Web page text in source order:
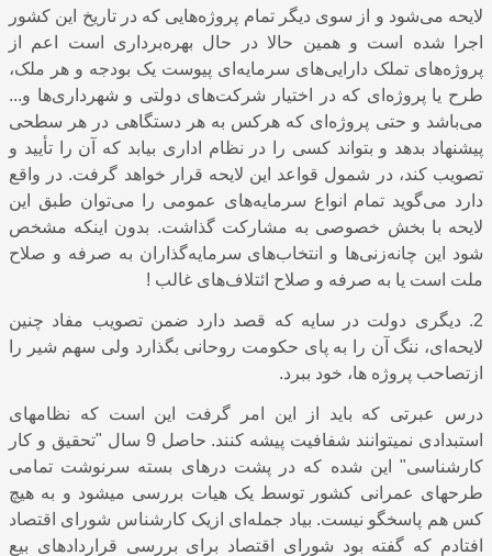
لایحه می‌شود و از سوی دیگر تمام پروژه‌هایی که در تاریخ این کشور
اجرا شده ‌است و همین حالا در حال بهره‌برداری است اعم از
پروژه‌های تملک دارایی‌های سرمایه‌‌ای پیوست یک بودجه و هر ملک،‌
طرح یا پروژه‌ای که در اختیار شرکت‌های دولتی و شهرداری‌ها و...
می‌باشد و حتی پروژه‌ای که هرکس به هر دستگاهی در هر سطحی
پیشنهاد بدهد و بتواند کسی را در نظام اداری بیابد که آن را تأیید و
تصویب کند، در شمول قواعد این لایحه قرار خواهد گرفت. در ‌واقع
دارد می‌گوید تمام انواع سرمایه‌های عمومی را می‌توان طبق این
لایحه با بخش خصوصی به مشارکت گذاشت. بدون اینکه مشخص
شود این چانه‌زنی‌ها و انتخاب‌های سرمایه‌گذاران به صرفه و صلاح
ملت است یا به صرفه و صلاح ائتلاف‌های غالب !
2. دیگری دولت در سایه که قصد دارد ضمن تصویب مفاد چنین
لایحه‌ای، ننگ آن را به پای حکومت روحانی بگذارد ولی سهم شیر را
ازتصاحب پروژه ها، خود ببرد.
درس عبرتی که باید از این امر گرفت این است که نظامهای
استبدادی نمیتوانند شفافیت پیشه کنند. حاصل 9 سال "تحقیق و کار
کارشناسی" این شده که در پشت درهای بسته سرنوشت تمامی
طرحهای عمرانی کشور توسط یک هیات بررسی میشود و به هیچ
کس هم پاسخگو نیست. بیاد جمله‌ای ازیک کارشناس شورای اقتصاد
افتادم که گفته بود شورای اقتصاد برای بررسی قراردادهای بیع